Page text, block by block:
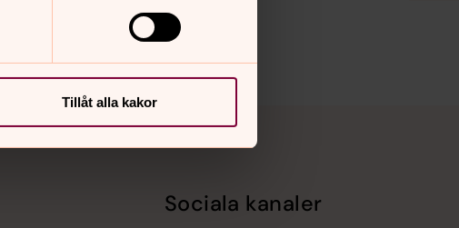
Tillåt alla kakor
Sociala kanaler